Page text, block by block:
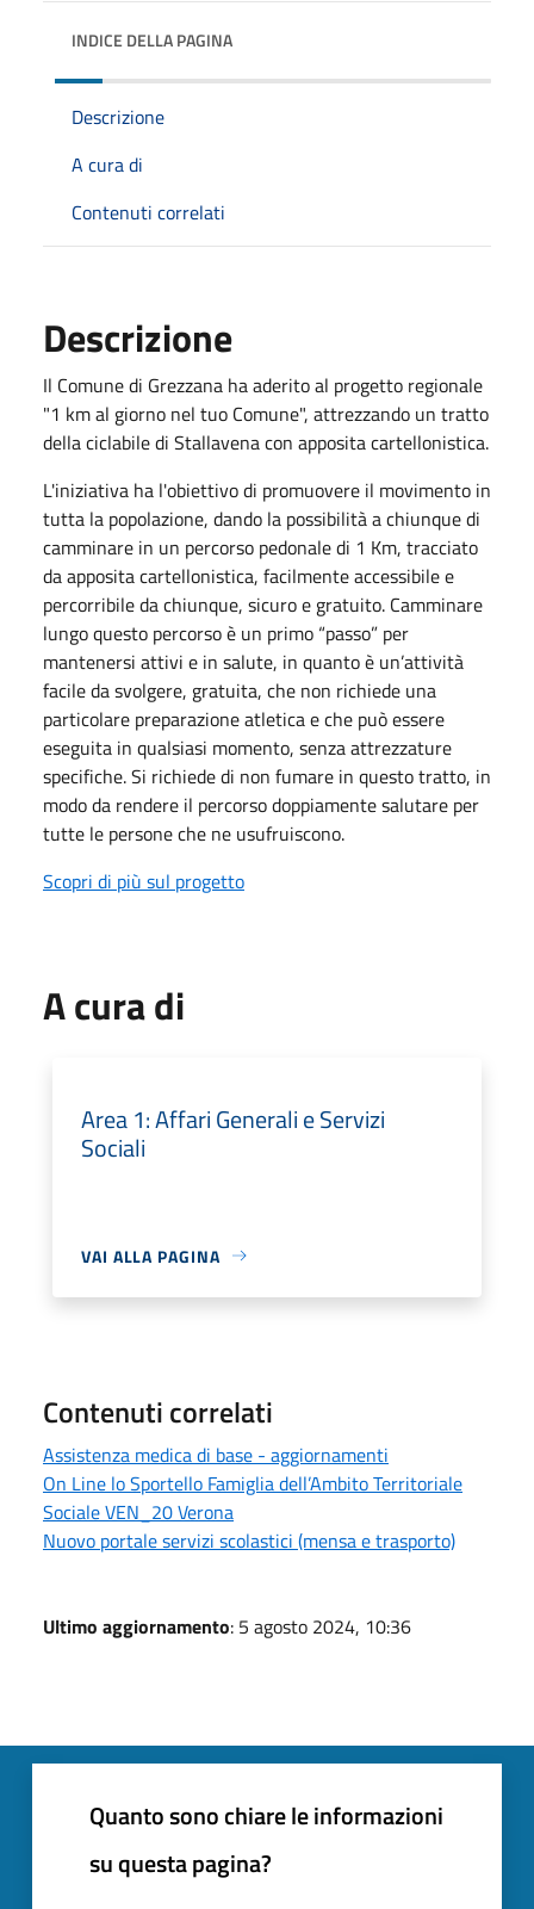
INDICE DELLA PAGINA
Descrizione
A cura di
Contenuti correlati
Descrizione
Il Comune di Grezzana ha aderito al progetto regionale
"1 km al giorno nel tuo Comune", attrezzando un tratto
della ciclabile di Stallavena con apposita cartellonistica.
L'iniziativa ha l'obiettivo di promuovere il movimento in
tutta la popolazione, dando la possibilità a chiunque di
camminare in un percorso pedonale di 1 Km, tracciato
da apposita cartellonistica, facilmente accessibile e
percorribile da chiunque, sicuro e gratuito. Camminare
lungo questo percorso è un primo “passo” per
mantenersi attivi e in salute, in quanto è un’attività
facile da svolgere, gratuita, che non richiede una
particolare preparazione atletica e che può essere
eseguita in qualsiasi momento, senza attrezzature
specifiche. Si richiede di non fumare in questo tratto, in
modo da rendere il percorso doppiamente salutare per
tutte le persone che ne usufruiscono.
Scopri di più sul progetto
A cura di
Area 1: Affari Generali e Servizi
Sociali
VAI ALLA PAGINA
Contenuti correlati
Assistenza medica di base - aggiornamenti
On Line lo Sportello Famiglia dell’Ambito Territoriale
Sociale VEN_20 Verona
Nuovo portale servizi scolastici (mensa e trasporto)
Ultimo aggiornamento: 5 agosto 2024, 10:36
Quanto sono chiare le informazioni
su questa pagina?